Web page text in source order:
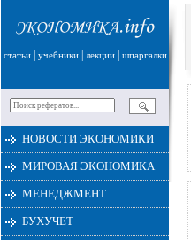
статьи| учебники| лекции| шпаргалки
НОВОСТИ ЭКОНОМИКИ
МИРОВАЯ ЭКОНОМИКА
МЕНЕДЖМЕНТ
БУХУЧЕТ